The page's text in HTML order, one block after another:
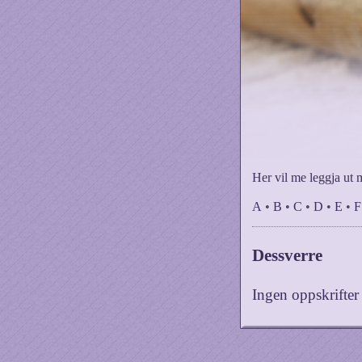
Her vil me leggja ut
A • B • C • D • E • F
Dessverre
Ingen